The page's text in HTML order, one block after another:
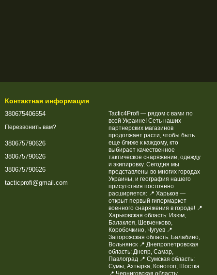
Контактная информация
380675406554
Перезвонить вам?
380675790626
380675790626
380675790626
tacticprofi@gmail.com
Tactic4Profi — рядом с вами по
всей Украине! Сеть наших
партнерских магазинов
продолжает расти, чтобы быть
еще ближе к каждому, кто
выбирает качественное
тактическое снаряжение, одежду
и экипировку. Сегодня мы
представлены во многих городах
Украины, и география нашего
присутствия постоянно
расширяется: 📍 Харьков —
открыт первый гипермаркет
военного снаряжения в городе! 📍
Харьковская область: Изюм,
Балаклея, Шевченково,
Коробочкино, Чугуев 📍
Запорожская область: Балабино,
Вольнянск 📍 Днепропетровская
область: Днепр, Самар,
Павлоград 📍 Сумская область:
Сумы, Ахтырка, Конотоп, Шостка